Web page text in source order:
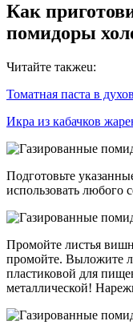
Как
помидоры
Читайте такжеu:
Томатная паста в
Икра из кабачков
Подготовьте
использовать любого
Промойте листья
промойте. Выложите
пластиковой для
металлической!